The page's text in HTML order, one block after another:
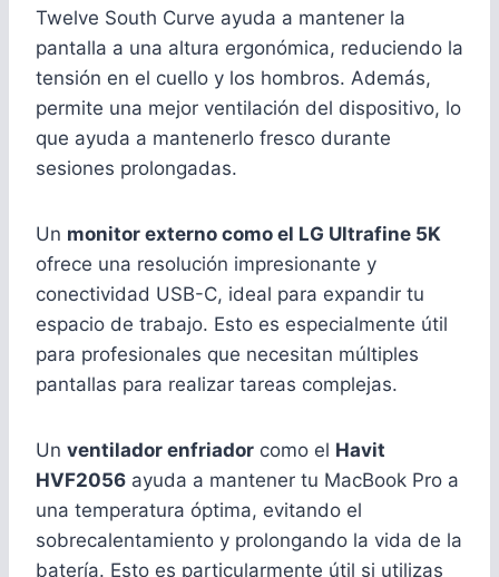
Twelve South Curve ayuda a mantener la
pantalla a una altura ergonómica, reduciendo la
tensión en el cuello y los hombros. Además,
permite una mejor ventilación del dispositivo, lo
que ayuda a mantenerlo fresco durante
sesiones prolongadas.
Un monitor externo como el LG Ultrafine 5K
ofrece una resolución impresionante y
conectividad USB-C, ideal para expandir tu
espacio de trabajo. Esto es especialmente útil
para profesionales que necesitan múltiples
pantallas para realizar tareas complejas.
Un ventilador enfriador como el Havit
HVF2056 ayuda a mantener tu MacBook Pro a
una temperatura óptima, evitando el
sobrecalentamiento y prolongando la vida de la
batería. Esto es particularmente útil si utilizas